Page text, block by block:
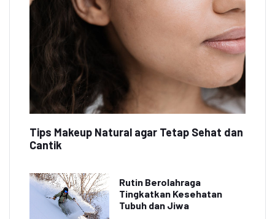
Tips Makeup Natural agar Tetap Sehat dan
Cantik
Rutin Berolahraga
Tingkatkan Kesehatan
Tubuh dan Jiwa